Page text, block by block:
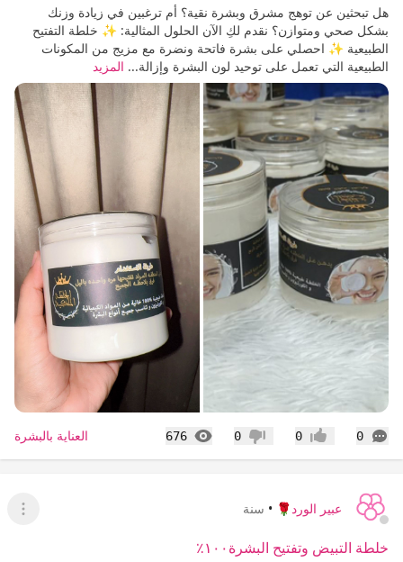
هل تبحثين عن توهج مشرق وبشرة نقية؟ أم ترغبين في زيادة وزنك
بشكل صحي ومتوازن؟ نقدم لكِ الآن الحلول المثالية: ✨ خلطة التفتيح
الطبيعية ✨ احصلي على بشرة فاتحة ونضرة مع مزيج من المكونات
الطبيعية التي تعمل على توحيد لون البشرة وإزالة... المزيد
0
التعليقات إعجاب0 عدم إعجاب
0
676
المشاهدات العناية بالبشرة
عبير الورد🌹 • سنة
عرض
خلطة التبيض وتفتيح البشرة١٠٠٪؜